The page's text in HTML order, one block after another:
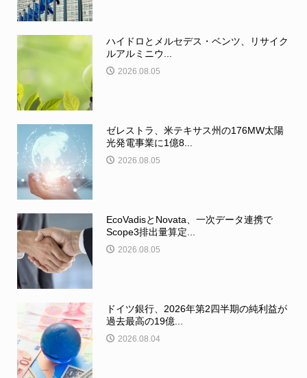
ハイドロとメルセデス・ベンツ、リサイク
ルアルミニウ...
2026.08.05
ゼレストラ、米テキサス州の176MW太陽
光発電事業に1億8...
2026.08.05
EcoVadisとNovata、一次データ連携で
Scope3排出量算定...
2026.08.05
ドイツ銀行、2026年第2四半期の純利益が
過去最高の19億...
2026.08.04